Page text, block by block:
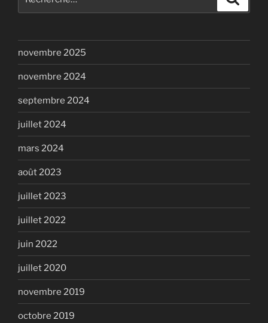
pour
novembre 2025
novembre 2024
septembre 2024
juillet 2024
mars 2024
août 2023
juillet 2023
juillet 2022
juin 2022
juillet 2020
novembre 2019
octobre 2019